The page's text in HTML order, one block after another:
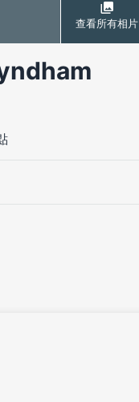
查看所有相片